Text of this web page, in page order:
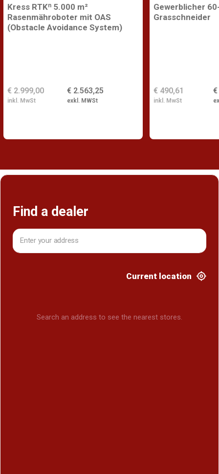
Kress RTKⁿ 5.000 m²
Rasenmähroboter mit OAS
(Obstacle Avoidance System)
€ 2.563,25
exkl. MWSt
€ 2.999,00
inkl. MwSt
Gewerblicher
Grasschneider
€
€ 490,61
inkl. MwSt
Find a dealer
Current location
Search an address to see the nearest stores.